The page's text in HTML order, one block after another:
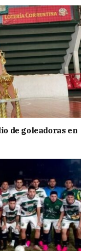
de goleadoras en